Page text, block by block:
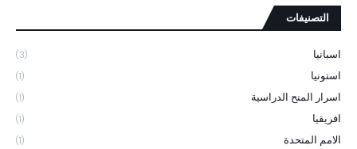
التصنيفات
اسبانيا (3)
استونيا (1)
اسرار المنح الدراسية (1)
افريقيا (1)
الامم المتحدة (1)